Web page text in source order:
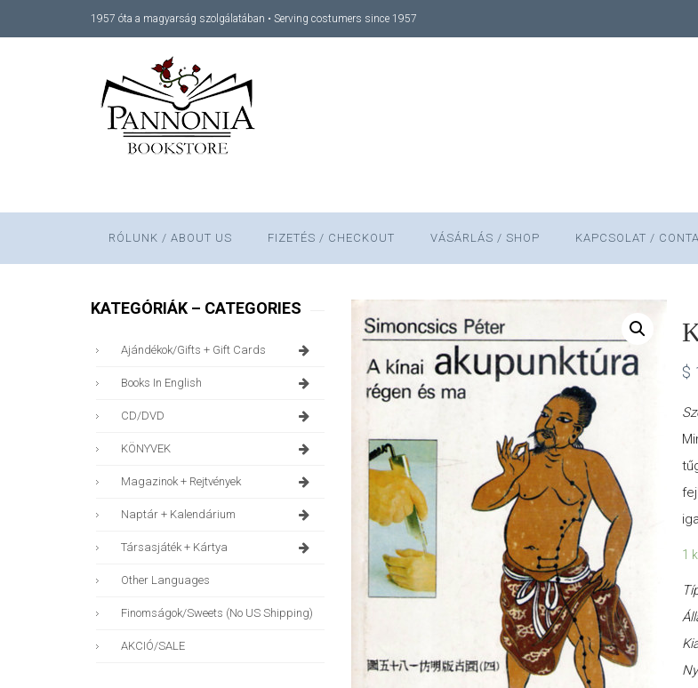
1957 óta a magyarság szolgálatában • Serving costumers since 1957
RÓLUNK / ABOUT US FIZETÉS / CHECKOUT VÁSÁRLÁS / SHOP KAPCSOLAT /
$
1
KATEGÓRIÁK – CATEGORIES
Ajándékok/gifts + Gift Cards
Books In English
CD/DVD
KÖNYVEK
Magazinok + Rejtvények
Naptár + Kalendárium
Társasjáték + Kártya
Other Languages
Finomságok/sweets (no US Shipping)
AKCIÓ/SALE